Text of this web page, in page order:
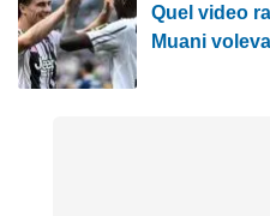
Quel video
Muani